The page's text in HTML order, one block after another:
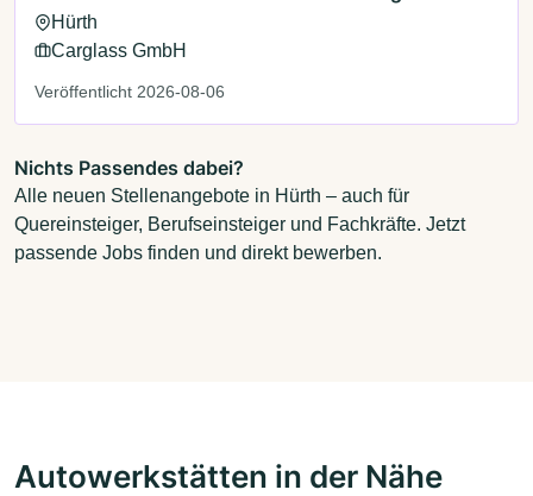
Hürth
Carglass GmbH
Veröffentlicht 2026-08-06
Nichts Passendes dabei?
Alle neuen Stellenangebote in Hürth – auch für
Quereinsteiger, Berufseinsteiger und Fachkräfte. Jetzt
passende Jobs finden und direkt bewerben.
Autowerkstätten in der Nähe